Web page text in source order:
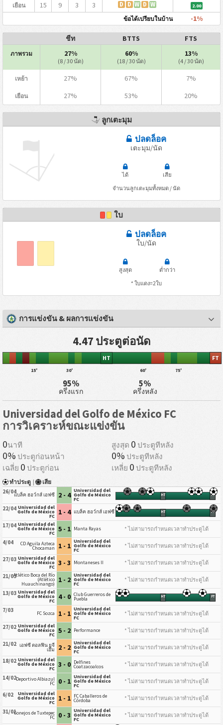
เยือน 15 9 3 3 D D W D W 2.00
ข้อได้เปรียบในบ้าน -1%
ชีท BTTS FTS
ภาพรวม 27%
(8 / 30 นัด)
60%
(18 / 30 นัด)
13%
(4 / 30 นัด)
เหย้า 27% 67% 7%
เยือน 27% 53% 20%
ลูกเตะมุม
ปลดล็อค
เตะมุม/นัด
ได้
เสีย
จำนวนลูกเตะมุมทั้งหมด / นัด
ใบ
ปลดล็อค
ใบ/นัด
สูงสุด
ต่ำกว่า
* ใบแดง=2ใบ
การแข่งขัน & ผลการแข่งขัน
4.47 ประตูต่อนัด
15' 30'
HT
60' 75'
FT
95%
ครึ่งแรก
5%
ครึ่งหลัง
Universidad del Golfo de México FC
การวิเคราะห์ขณะแข่งขัน
0นาที สูงสุด 0 ประตูทีหลัง
0% ประตูก่อนหน้า 0% ประตูทีหลัง
เฉลี่ย 0 ประตูก่อน เหลี่ย 0 ประตูทีหลัง
ทำประตู | เสีย
26/04แบล็ค ฮอว์กส์ เอฟซี 2 - 4 Universidad del
Golfo de México
FC
HT FT
22/04 Universidad del
Golfo de México
FC 1 - 4 แบล็ค ฮอว์กส์ เอฟซี HT FT
17/04 Universidad del
Golfo de México
FC 5 - 1 Manta Rayas
* ไม่สามารถกำหนดเวลาทำประตูได้
4/04
CD Aguila Azteca
Chocaman 1 - 1 Universidad del
Golfo de México
FC
* ไม่สามารถกำหนดเวลาทำประตูได้
27/03 Universidad del
Golfo de México
FC 3 - 3 Montaneses II
* ไม่สามารถกำหนดเวลาทำประตูได้
21/03Atlético Boca del Río
(Atlético
Huauchinango) 1 - 2 Universidad del
Golfo de México
FC
* ไม่สามารถกำหนดเวลาทำประตูได้
13/03 Universidad del
Golfo de México
FC 4 - 0 Club Guerreros de
Puebla HT FT
7/03 FC Sozca 1 - 1 Universidad del
Golfo de México
FC
* ไม่สามารถกำหนดเวลาทำประตูได้
27/02 Universidad del
Golfo de México
FC 5 - 2 Performance
* ไม่สามารถกำหนดเวลาทำประตูได้
21/02 เอฟซี ดอลฟิน ยูจี
เอ็ม 2 - 2 Universidad del
Golfo de México
FC
* ไม่สามารถกำหนดเวลาทำประตูได้
18/02 Universidad del
Golfo de México
FC 3 - 0 Delfines
Coatzacoalcos
* ไม่สามารถกำหนดเวลาทำประตูได้
14/02Deportivo Albiazul
FC 0 - 1 Universidad del
Golfo de México
FC
* ไม่สามารถกำหนดเวลาทำประตูได้
6/02
Universidad del
Golfo de México
FC 1 - 1 FC Caballeros de
Córdoba
* ไม่สามารถกำหนดเวลาทำประตูได้
31/01Conejos de Tuxtepec
FC 0 - 3 Universidad del
Golfo de México
FC
* ไม่สามารถกำหนดเวลาทำประตูได้